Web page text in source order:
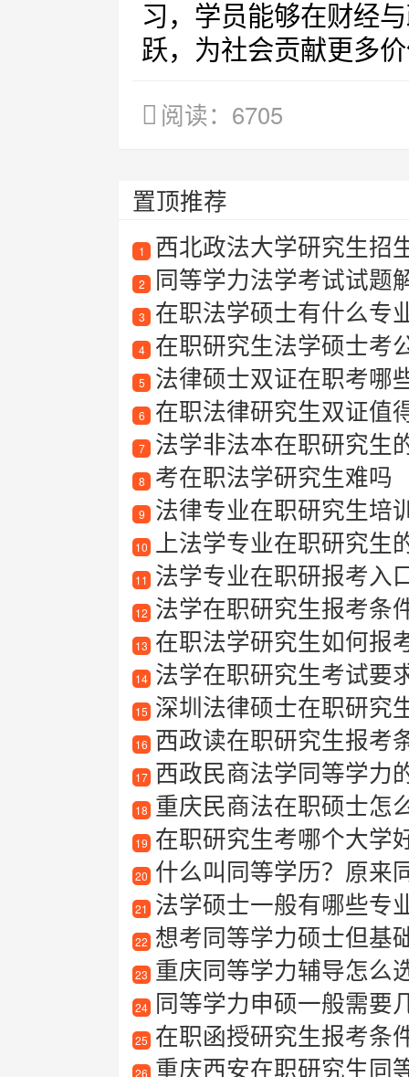
习，学员能够在财经
跃，为社会贡献更多
阅读：6705
置顶推荐
1 西北政法大学研究生招
2 同等学力法学考试试题
3 在职法学硕士有什么专
4 在职研究生法学硕士考
5 法律硕士双证在职考哪
6 在职法律研究生双证值
7 法学非法本在职研究生
8 考在职法学研究生难吗
9 法律专业在职研究生培
10 上法学专业在职研究生
11 法学专业在职研报考入
12 法学在职研究生报考条
13 在职法学研究生如何报
14 法学在职研究生考试要
15 深圳法律硕士在职研究
16 西政读在职研究生报考
17 西政民商法学同等学力
18 重庆民商法在职硕士怎
19 在职研究生考哪个大学
20 什么叫同等学历？原来
21 法学硕士一般有哪些专
22 想考同等学力硕士但基
23 重庆同等学力辅导怎么
24 同等学力申硕一般需要
25 在职函授研究生报考条
26 重庆西安在职研究生同